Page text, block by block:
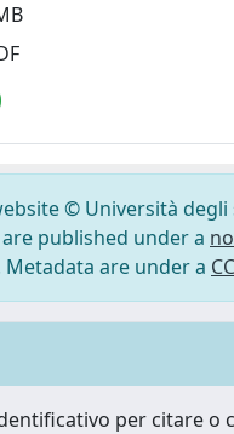
© Università degli
are published under a
Metadata are under a
per citare o